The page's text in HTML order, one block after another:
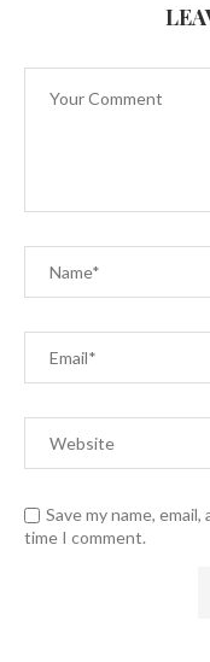
Save my name,
time I comment.